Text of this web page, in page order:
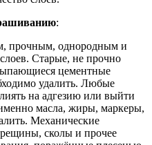
:
прочным, однородным и
Старые, не прочно
цементные
удалить. Любые
на адгезию или выйти
масла, жиры, маркеры,
Механические
сколы и прочее